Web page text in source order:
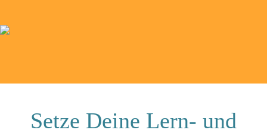
Setze Deine Lern- und